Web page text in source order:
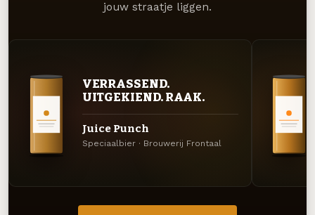
jouw straatje liggen.
VERRASSEND.
UITGEKIEND. RAAK.
Juice Punch
Speciaalbier · Brouwerij Frontaal